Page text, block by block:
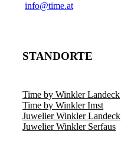
­info@time.at
STANDORTE
Time by Winkler Landeck
Time by Winkler Imst
Juwelier Winkler Landeck
Juwelier Winkler Serfaus